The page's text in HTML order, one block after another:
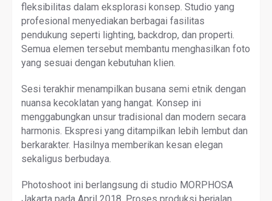
fleksibilitas dalam eksplorasi konsep. Studio yang
profesional menyediakan berbagai fasilitas
pendukung seperti lighting, backdrop, dan properti.
Semua elemen tersebut membantu menghasilkan foto
yang sesuai dengan kebutuhan klien.
Sesi terakhir menampilkan busana semi etnik dengan
nuansa kecoklatan yang hangat. Konsep ini
menggabungkan unsur tradisional dan modern secara
harmonis. Ekspresi yang ditampilkan lebih lembut dan
berkarakter. Hasilnya memberikan kesan elegan
sekaligus berbudaya.
Photoshoot ini berlangsung di studio MORPHOSA